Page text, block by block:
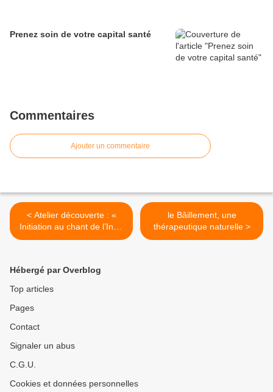
Prenez soin de votre capital santé
Commentaires
Ajouter un commentaire
< Atelier découverte : «
Initiation au chant de l’Inde
du Nord »
le Bâillement, une
thérapeutique naturelle >
Hébergé par Overblog
Top articles
Pages
Contact
Signaler un abus
C.G.U.
Cookies et données personnelles